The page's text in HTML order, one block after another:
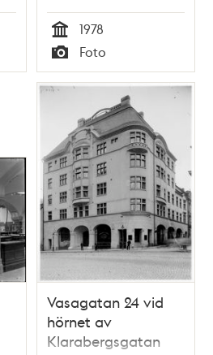
Tid
1978
Typ
Foto
Vasagatan 24 vid
hörnet av
Klarabergsgatan